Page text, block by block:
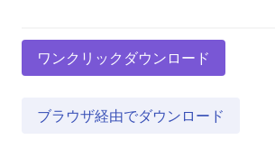
ワンクリックダウンロード
ブラウザ経由でダウンロード